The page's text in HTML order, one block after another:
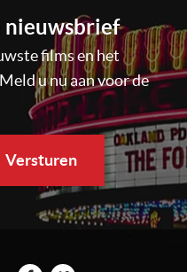
nieuwsbrief
films en het
u nu aan voor de